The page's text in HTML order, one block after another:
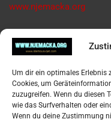
Um dir ein optimales Erlebnis
Cookies, um
zuzugreifen. Wenn du diesen
wie das Surfverhalten oder
Wenn du deine Zustimmung
www.njemacka.org
Pregled
Datenschutzerklärung
Widerufsbelehrung
Oglašavanje / Postavite